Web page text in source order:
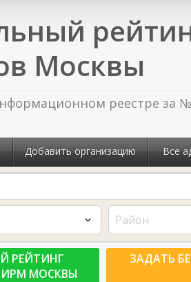
Москвы
реестре за №
Добавить организацию Все
Район
РЕЙТИНГ
МОСКВЫ
ЗАДАТЬ